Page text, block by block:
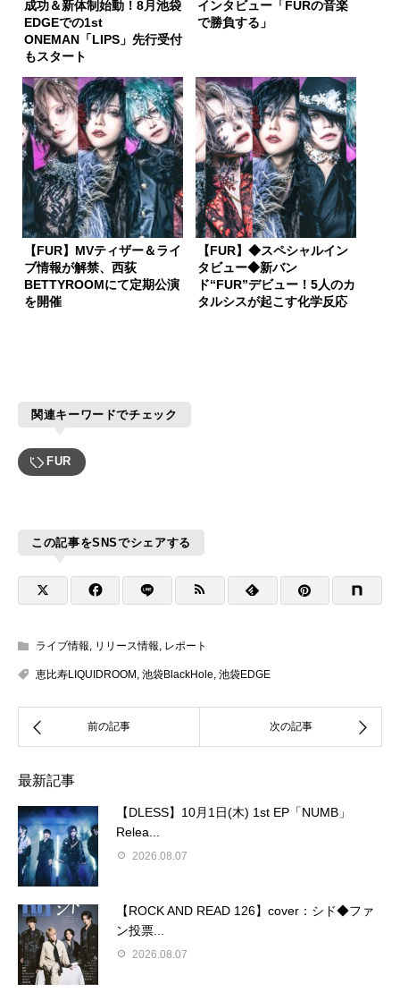
成功＆新体制始動！8月池袋
EDGEでの1st
ONEMAN「LIPS」先行受付
もスタート
インタビュー「FURの音楽
で勝負する」
【FUR】MVティザー＆ライ
ブ情報が解禁、西荻
BETTYROOMにて定期公演
を開催
【FUR】◆スペシャルイン
タビュー◆新バン
ド“FUR”デビュー！5人のカ
タルシスが起こす化学反応
関連キーワードでチェック
FUR
この記事をSNSでシェアする
ライブ情報, リリース情報, レポート
恵比寿LIQUIDROOM , 池袋BlackHole, 池袋EDGE
最新記事
【DLESS】10月1日(木) 1st EP「NUMB」
Relea...
2026.08.07
【ROCK AND READ 126】cover：シド◆ファ
ン投票...
2026.08.07